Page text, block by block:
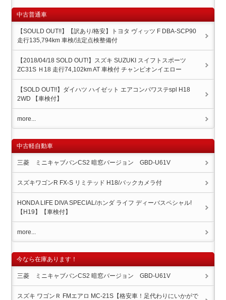
中古普通車
【SOULD OUT!!】【訳あり/格安】トヨタ ヴィッツ F DBA-SCP90
走行135,794km 車検/法定点検整備付
【2018/04/18 SOLD OUT!】スズキ SUZUKI スイフトスポーツ
ZC31S Ｈ18 走行74,102km AT 車検付 チャンピオンイエロー
【SOLD OUT!!】ダイハツ ハイゼット エアコンパワステspl H18
2WD 【車検付】
more...
中古軽自動車
三菱 ミニキャブバンCS2 暗窓バージョン GBD-U61V
スズキワゴンR FX-S リミテッド H18/バックカメラ付
HONDA LIFE DIVA SPECIAL/ホンダ ライフ ディーバスペシャル!
【H19】【車検付】
more...
今なら在庫あります！
三菱 ミニキャブバンCS2 暗窓バージョン GBD-U61V
スズキ ワゴンＲ FMエアロ MC-21S【格安車！足代わりにいかがで